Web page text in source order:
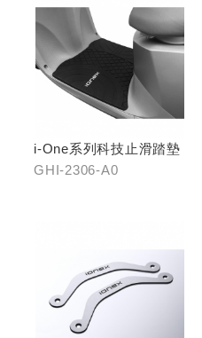
i-One系列科技止滑踏墊
GHI-2306-A0